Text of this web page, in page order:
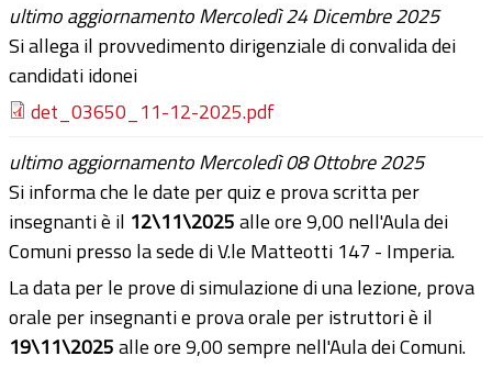
ultimo aggiornamento Mercoledì 24 Dicembre 2025
Si allega il provvedimento dirigenziale di convalida dei
candidati idonei
det_03650_11-12-2025.pdf
ultimo aggiornamento Mercoledì 08 Ottobre 2025
Si informa che le date per quiz e prova scritta per
insegnanti è il 12\11\2025alle ore 9,00 nell'Aula dei
Comuni presso la sede di V.le Matteotti 147 - Imperia.
La data per le prove di simulazione di una lezione, prova
orale per insegnanti e prova orale per istruttori è il
19\11\2025alle ore 9,00 sempre nell'Aula dei Comuni.